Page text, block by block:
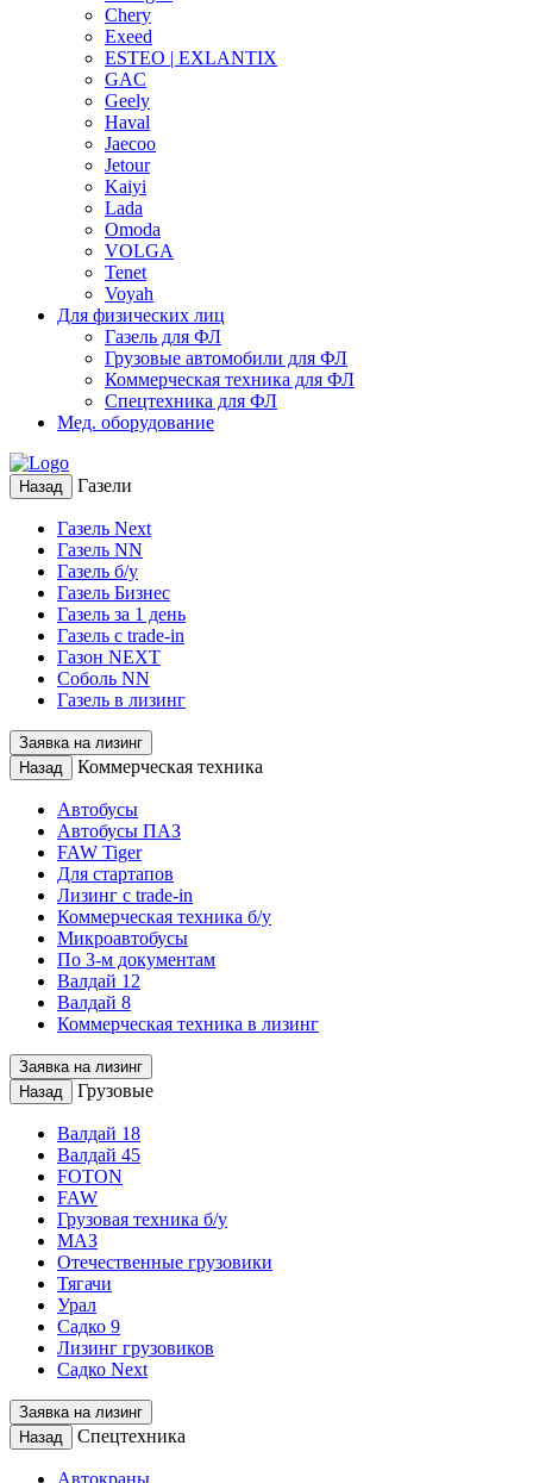
Chery
Exeed
ESTEO | EXLANTIX
GAC
Geely
Haval
Jaecoo
Jetour
Kaiyi
Lada
Omoda
VOLGA
Tenet
Voyah
Для физических лиц
Газель для ФЛ
Грузовые автомобили для ФЛ
Коммерческая техника для ФЛ
Спецтехника для ФЛ
Мед. оборудование
Назад Газели
Газель Next
Газель NN
Газель б/у
Газель Бизнес
Газель за 1 день
Газель с trade-in
Газон NEXT
Соболь NN
Газель в лизинг
Заявка на лизинг
Назад
Коммерческая техника
Автобусы
Автобусы ПАЗ
FAW Tiger
Для стартапов
Лизинг с trade-in
Коммерческая техника б/у
Микроавтобусы
По 3-м документам
Валдай 12
Валдай 8
Коммерческая техника в лизинг
Заявка на лизинг
Назад
Грузовые
Валдай 18
Валдай 45
FOTON
FAW
Грузовая техника б/у
МАЗ
Отечественные грузовики
Тягачи
Урал
Садко 9
Лизинг грузовиков
Садко Next
Заявка на лизинг
Назад
Спецтехника